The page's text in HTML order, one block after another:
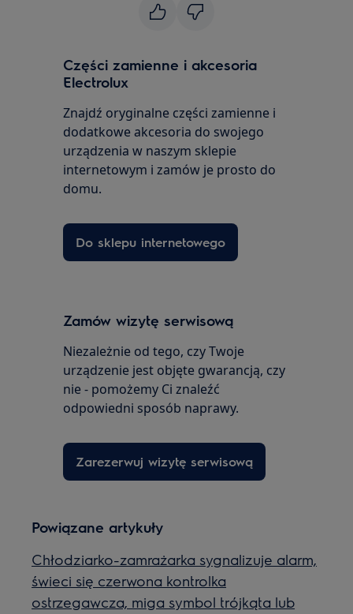
Części zamienne i akcesoria
Electrolux
Znajdź oryginalne części zamienne i
dodatkowe akcesoria do swojego
urządzenia w naszym sklepie
internetowym i zamów je prosto do
domu.
Do sklepu internetowego
Zamów wizytę serwisową
Niezależnie od tego, czy Twoje
urządzenie jest objęte gwarancją, czy
nie - pomożemy Ci znaleźć
odpowiedni sposób naprawy.
Zarezerwuj wizytę serwisową
Powiązane artykuły
Chłodziarko-zamrażarka sygnalizuje alarm,
świeci się czerwona kontrolka
ostrzegawcza, miga symbol trójkąta lub